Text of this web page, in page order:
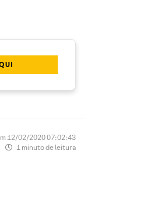
12/02/2020 07:02:43
1 minuto de leitura